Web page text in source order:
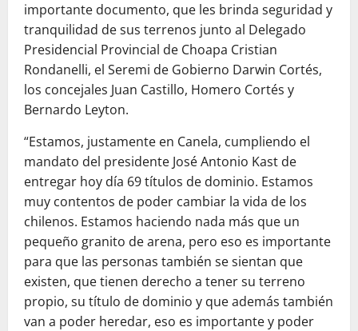
importante documento, que les brinda seguridad y
tranquilidad de sus terrenos junto al Delegado
Presidencial Provincial de Choapa Cristian
Rondanelli, el Seremi de Gobierno Darwin Cortés,
los concejales Juan Castillo, Homero Cortés y
Bernardo Leyton.
“Estamos, justamente en Canela, cumpliendo el
mandato del presidente José Antonio Kast de
entregar hoy día 69 títulos de dominio. Estamos
muy contentos de poder cambiar la vida de los
chilenos. Estamos haciendo nada más que un
pequeño granito de arena, pero eso es importante
para que las personas también se sientan que
existen, que tienen derecho a tener su terreno
propio, su título de dominio y que además también
van a poder heredar, eso es importante y poder